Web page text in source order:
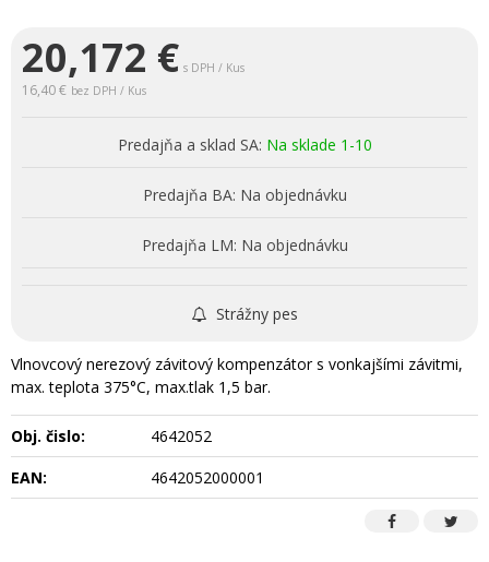
20,172 € s DPH / Kus
16,40 € bez DPH / Kus
Predajňa a sklad SA: Na sklade 1-10
Predajňa BA: Na objednávku
Predajňa LM: Na objednávku
Strážny pes
Vlnovcový nerezový závitový kompenzátor s vonkajšími závitmi,
max. teplota 375°C, max.tlak 1,5 bar.
Obj. čislo:
4642052
EAN:
4642052000001